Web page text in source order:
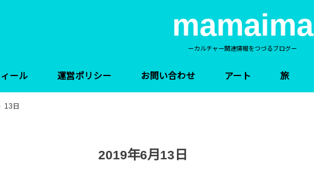
mamaima
ーカルチャー関連情報をつづるブログー
ール 運営ポリシー お問い合わせ アート 旅
13日
2019年6月13日